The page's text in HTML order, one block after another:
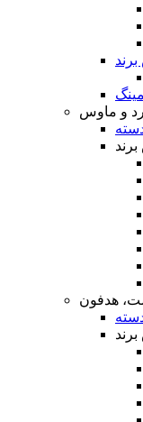
و ماوس
هدفون